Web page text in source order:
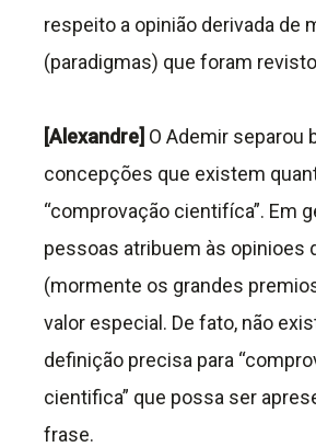
respeito a opinião derivada de
(paradigmas) que foram
[Alexandre] O Ademir separou
concepções que existem
“comprovação cientifíca”. Em
pessoas atribuem às opinioes
(mormente os grandes
valor especial. De fato, não
definição precisa para
cientifica” que possa ser
frase.